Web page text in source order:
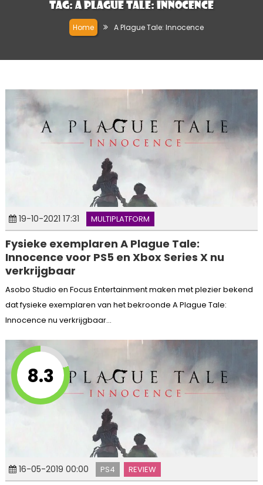
Tag: A Plague Tale: Innocence
Home A Plague Tale: Innocence
19-10-2021 17:31 MULTIPLATFORM
Fysieke exemplaren A Plague Tale:
Innocence voor PS5 en Xbox Series X nu
verkrijgbaar
Asobo Studio en Focus Entertainment maken met plezier bekend
dat fysieke exemplaren van het bekroonde A Plague Tale:
Innocence nu verkrijgbaar...
8.3
16-05-2019 00:00 PS4 REVIEW